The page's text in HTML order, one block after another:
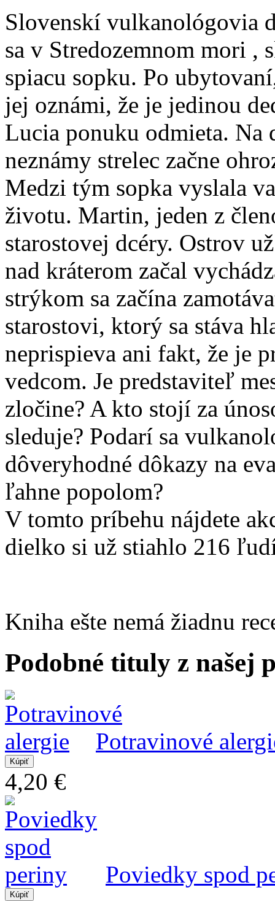
Slovenskí vulkanológovia
sa v Stredozemnom mori ,
spiacu sopku. Po
jej oznámi, že je jedinou
Lucia ponuku odmieta. Na
neznámy strelec začne
Medzi tým sopka vyslala
životu. Martin, jeden z
starostovej dcéry. Ostrov
nad kráterom začal
strýkom sa začína
starostovi, ktorý sa stáva
neprispieva ani fakt, že je
vedcom. Je predstaviteľ
zločine? A kto stojí za
sleduje? Podarí sa
dôveryhodné dôkazy na
ľahne popolom?
V tomto príbehu nájdete
dielko si už stiahlo 216
Kniha ešte nemá žiadnu
Podobné tituly z našej
Potravinové
4,20 €
Poviedky spod